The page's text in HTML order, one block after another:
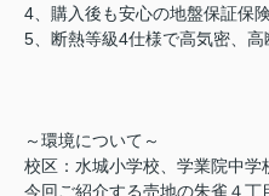
4、購入後も安心の地盤保証保
5、断熱等級4仕様で高気密、高
～環境について～
校区：水城小学校、学業院中学
今回ご紹介する売地の朱雀４